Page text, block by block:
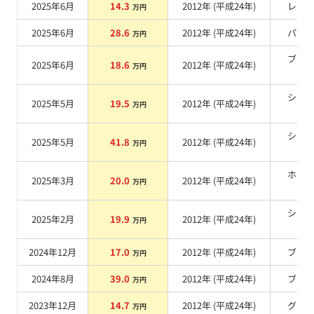
2025年6月 14.3 万円 2012年 (平成24年)
レッド
2025年6月
28.6 万円 2012年 (平成24年) パール
2025年6月 18.6 万円 2012年 (平成24年)
ブラ
2025年5月 19.5 万円 2012年 (平成24年)
シル
2025年5月 41.8 万円 2012年 (平成24年)
シル
2025年3月 20.0 万円 2012年 (平成24年)
ホワ
2025年2月 19.9 万円 2012年 (平成24年)
シル
2024年12月
17.0 万円 2012年 (平成24年)
ブルー
2024年8月
39.0 万円 2012年 (平成24年)
ブルー
2023年12月
14.7 万円 2012年 (平成24年) グレー